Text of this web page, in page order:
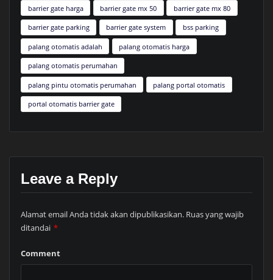
barrier gate harga barrier gate mx 50 barrier gate mx 80
barrier gate parking barrier gate system bss parking
palang otomatis adalah palang otomatis harga
palang otomatis perumahan
palang pintu otomatis perumahan palang portal otomatis
portal otomatis barrier gate
Leave a Reply
Alamat email Anda tidak akan dipublikasikan. Ruas yang wajib
ditandai *
Comment